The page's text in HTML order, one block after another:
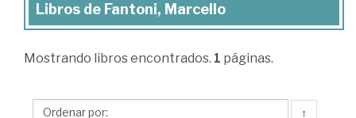
Libros
Fantoni,
Libros de Fantoni, Marcello
Mostrando libros encontrados. 1 páginas.
↑